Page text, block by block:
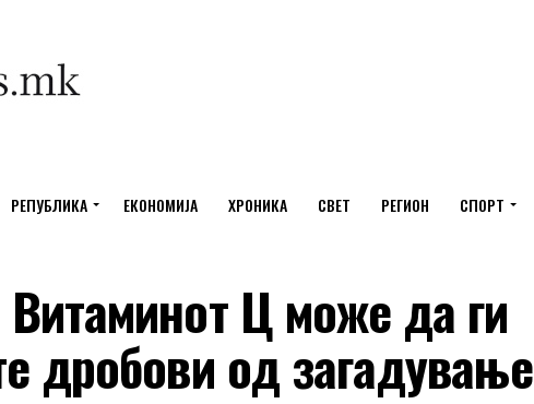
РЕПУБЛИКА ЕКОНОМИЈА ХРОНИКА СВЕТ РЕГИОН СПОРТ
Ц може да ги
дробови од загадување